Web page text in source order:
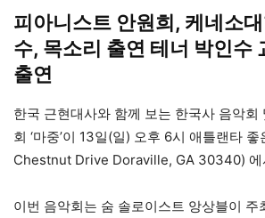
피아니스트 안원희, 케네소
수, 목소리 출연 테너 박인수
출연
한국 근현대사와 함께 보는 한국사 음악회
회 ‘마중’이 13일(일) 오후 6시 애틀랜타
Chestnut Drive Doraville, GA 30340) 에
이번 음악회는 숨 솔로이스트 앙상블이 주